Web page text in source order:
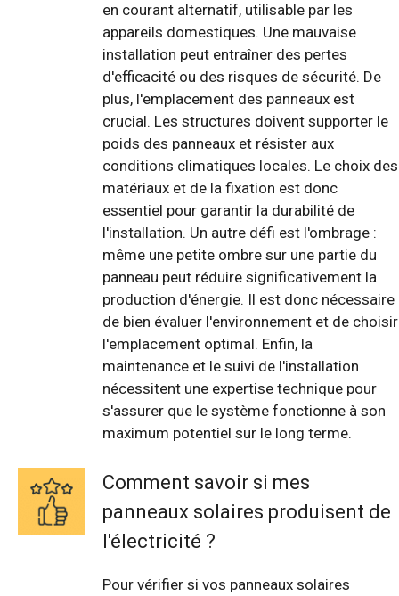
en courant alternatif, utilisable par les
appareils domestiques. Une mauvaise
installation peut entraîner des pertes
d'efficacité ou des risques de sécurité. De
plus, l'emplacement des panneaux est
crucial. Les structures doivent supporter le
poids des panneaux et résister aux
conditions climatiques locales. Le choix des
matériaux et de la fixation est donc
essentiel pour garantir la durabilité de
l'installation. Un autre défi est l'ombrage :
même une petite ombre sur une partie du
panneau peut réduire significativement la
production d'énergie. Il est donc nécessaire
de bien évaluer l'environnement et de choisir
l'emplacement optimal. Enfin, la
maintenance et le suivi de l'installation
nécessitent une expertise technique pour
s'assurer que le système fonctionne à son
maximum potentiel sur le long terme.
Comment savoir si mes
panneaux solaires produisent de
l'électricité ?
Pour vérifier si vos panneaux solaires